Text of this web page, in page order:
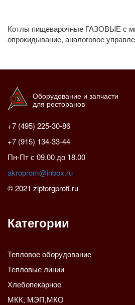
Котлы пищеварочные ГАЗОВЫЕ с
опрокидывание, аналоговое
Оборудование и запчасти
для ресторанов
+7 (495) 225-30-86
+7 (915) 134-33-44
Пн-Пт с 09.00 до 18.00
akroprom@inbox.ru
© 2021 ziptorgprofi.ru
Категории
Тепловое оборудование
Тепловые линии
Хлебопекарное
МКК, МЭП,МКО